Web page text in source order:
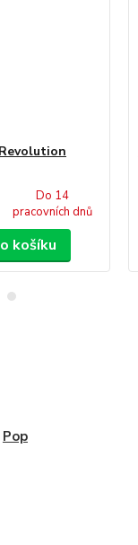
Do 14
pracovních dnů
košíku
Pop